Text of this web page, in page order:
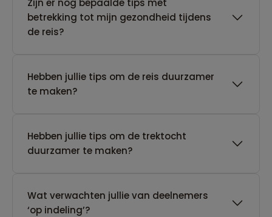
Zijn er nog bepaalde tips met
betrekking tot mijn gezondheid tijdens
de reis?
Hebben jullie tips om de reis duurzamer
te maken?
Hebben jullie tips om de trektocht
duurzamer te maken?
Wat verwachten jullie van deelnemers
‘op indeling’?